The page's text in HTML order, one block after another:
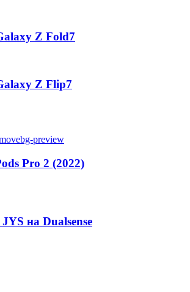
Z Fold7
Z Flip7
Pro 2 (2022)
на Dualsense